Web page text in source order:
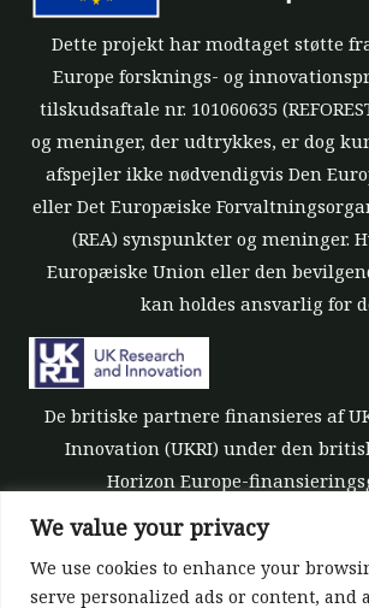
We value your privacy
We use cookies to enhance your
serve personalized ads or content, and
Dette projekt har modtaget støtte
Europe forsknings- og
tilskudsaftale nr. 101060635
og meninger, der udtrykkes, er dog
afspejler ikke nødvendigvis Den
eller Det Europæiske
(REA) synspunkter og meninger.
Europæiske Union eller den
kan holdes ansvarlig for
De britiske partnere finansieres af
Innovation (UKRI) under den
Horizon Europe-
[tilskudsnummer